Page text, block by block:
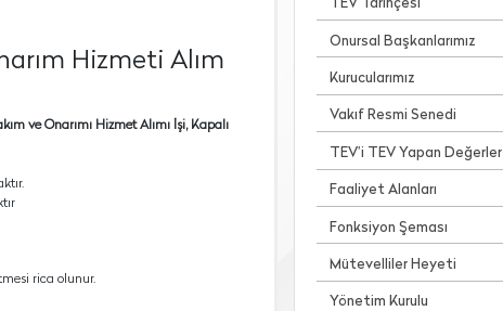
Hizmeti Alım
ve Onarımı Hizmet Alımı İşi, Kapalı
rica olunur.
TEV Tarihçesi
Onursal Başkanlarımız
Kurucularımız
Vakıf Resmi Senedi
TEV’i TEV Yapan Değerler
Faaliyet Alanları
Fonksiyon Şeması
Mütevelliler Heyeti
Yönetim Kurulu